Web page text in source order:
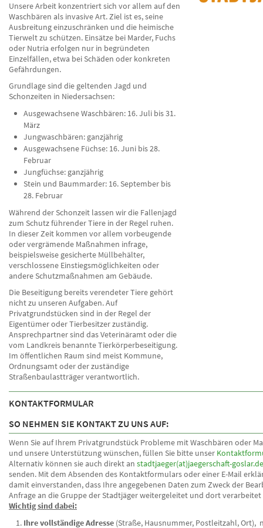
Unsere Arbeit konzentriert sich vor allem auf den
Waschbären als invasive Art. Ziel ist es, seine
Ausbreitung einzuschränken und die heimische
Tierwelt zu schützen. Einsätze bei Marder, Fuchs
oder Nutria erfolgen nur in begründeten
Einzelfällen, etwa bei Schäden oder konkreten
Gefährdungen.
Grundlage sind die geltenden Jagd und
Schonzeiten in Niedersachsen:
Ausgewachsene Waschbären: 16. Juli bis 31.
März
Jungwaschbären: ganzjährig
Ausgewachsene Füchse: 16. Juni bis 28.
Februar
Jungfüchse: ganzjährig
Stein und Baummarder: 16. September bis
28. Februar
Während der Schonzeit lassen wir die Fallenjagd
zum Schutz führender Tiere in der Regel ruhen.
In dieser Zeit kommen vor allem vorbeugende
oder vergrämende Maßnahmen infrage,
beispielsweise gesicherte Müllbehälter,
verschlossene Einstiegsmöglichkeiten oder
andere Schutzmaßnahmen am Gebäude.
Die Beseitigung bereits verendeter Tiere gehört
nicht zu unseren Aufgaben. Auf
Privatgrundstücken sind in der Regel der
Eigentümer oder Tierbesitzer zuständig.
Ansprechpartner sind das Veterinäramt oder die
vom Landkreis benannte Tierkörperbeseitigung.
Im öffentlichen Raum sind meist Kommune,
Ordnungsamt oder der zuständige
Straßenbaulastträger verantwortlich.
KONTAKTFORMULAR
SO NEHMEN SIE KONTAKT ZU UNS AUF:
Wenn Sie auf Ihrem Privatgrundstück Probleme mit Waschbären oder
und unsere Unterstützung wünschen, füllen Sie bitte unser
Alternativ können sie auch direkt an stadtjaeger(at)jaegerschaft-goslar.de
senden. Mit dem Absenden des Kontaktformulars oder einer E-Mail
damit einverstanden, dass Ihre angegebenen Daten zum Zweck der
Anfrage an die Gruppe der Stadtjäger weitergeleitet und dort
Wichtig sind dabei:
Ihre vollständige Adresse (Straße, Hausnummer, Postleitzahl, Ort),